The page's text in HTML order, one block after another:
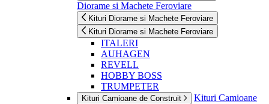
Diorame si Machete Feroviare
Kituri Diorame si Machete Feroviare
Kituri Diorame si Machete Feroviare
ITALERI
AUHAGEN
REVELL
HOBBY BOSS
TRUMPETER
Kituri Camioane de Construit
Kituri Camioane